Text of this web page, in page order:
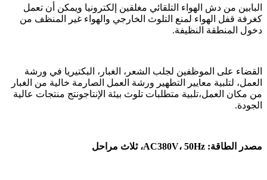
البابين من دش الهواء التلقائي مغلقين إلكترونيا ويمكن أن تعمل
كغرفة قفل الهواء لمنع التلوث الخارجي والهواء غير المنظف من
دخول المنطقة النظيفة.
القضاء على الموظفين لجلب الشعر، الغبار، البكتيريا في ورشة
العمل، لتلبية معايير التطهير ورشة العمل الصارمة خالية من الغبار
من مكان العمل،تلبية متطلبات تلوث بيئة الإنتاجونتج منتجات عالية
الجودة.
مصدر الطاقة: AC380V، 50Hz، ثلاث مراحل